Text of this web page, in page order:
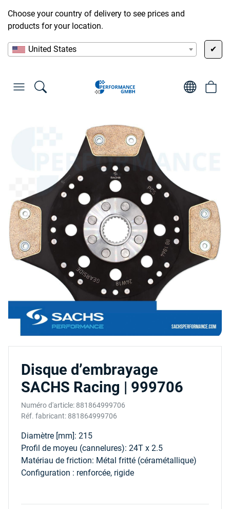
Choose your country of delivery to see prices and
products for your location.
United States ✔
Disque d’embrayage
SACHS Racing | 999706
Numéro d'article: 881864999706
Réf. fabricant: 881864999706
Diamètre [mm]: 215
Profil de moyeu (cannelures): 24T x 2.5
Matériau de friction: Métal fritté (céramétallique)
Configuration : renforcée, rigide